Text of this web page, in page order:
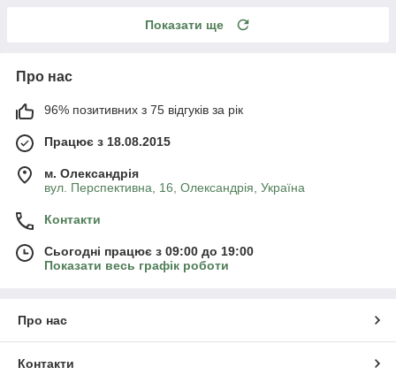
Показати ще
Про нас
96% позитивних з 75 відгуків за рік
Працює з 18.08.2015
м. Олександрія
вул. Перспективна, 16, Олександрія, Україна
Контакти
Сьогодні працює з 09:00 до 19:00
Показати весь графік роботи
Про нас
Контакти